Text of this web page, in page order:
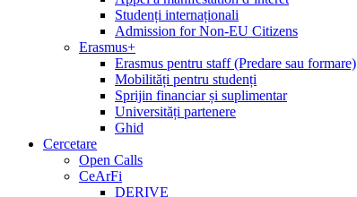
Studenți internaționali
Admission for Non-EU Citizens
Erasmus+
Erasmus pentru staff (Predare sau formare)
Mobilități pentru studenți
Sprijin financiar și suplimentar
Universități partenere
Ghid
Cercetare
Open Calls
CeArFi
DERIVE